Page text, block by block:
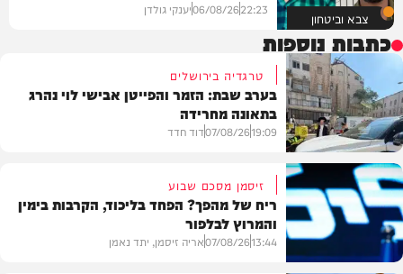
צבא וביטחון 22:23
06/08/26יענקי גולדן
כתבות נוספות
בארץ
טרגדיה בירושלים
בערב שבת: הזמר והפייטן אבישי לוי נהרג
בתאונה מחרידה
19:09
07/08/26דוד חדד
זיסמן מסכם שבוע
ריח של מהפך? הפחד בליכוד, הקרבות בימין
והמרוץ לבלפור
13:44
07/08/26אריה זיסמן, יתד נאמן